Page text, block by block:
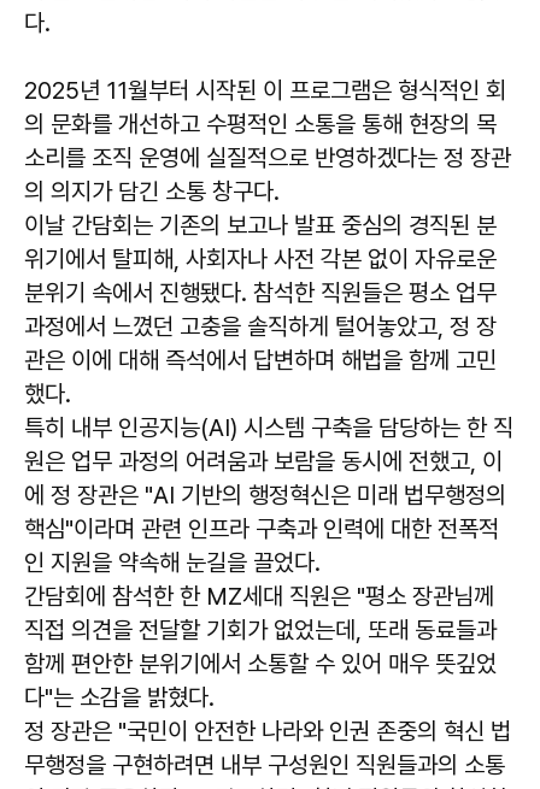
다.
2025년 11월부터 시작된 이 프로그램은 형식적인 회
의 문화를 개선하고 수평적인 소통을 통해 현장의 목
소리를 조직 운영에 실질적으로 반영하겠다는 정 장관
의 의지가 담긴 소통 창구다.
이날 간담회는 기존의 보고나 발표 중심의 경직된 분
위기에서 탈피해, 사회자나 사전 각본 없이 자유로운
분위기 속에서 진행됐다. 참석한 직원들은 평소 업무
과정에서 느꼈던 고충을 솔직하게 털어놓았고, 정 장
관은 이에 대해 즉석에서 답변하며 해법을 함께 고민
했다.
특히 내부 인공지능(AI) 시스템 구축을 담당하는 한 직
원은 업무 과정의 어려움과 보람을 동시에 전했고, 이
에 정 장관은 "AI 기반의 행정혁신은 미래 법무행정의
핵심"이라며 관련 인프라 구축과 인력에 대한 전폭적
인 지원을 약속해 눈길을 끌었다.
간담회에 참석한 한 MZ세대 직원은 "평소 장관님께
직접 의견을 전달할 기회가 없었는데, 또래 동료들과
함께 편안한 분위기에서 소통할 수 있어 매우 뜻깊었
다"는 소감을 밝혔다.
정 장관은 "국민이 안전한 나라와 인권 존중의 혁신 법
무행정을 구현하려면 내부 구성원인 직원들과의 소통